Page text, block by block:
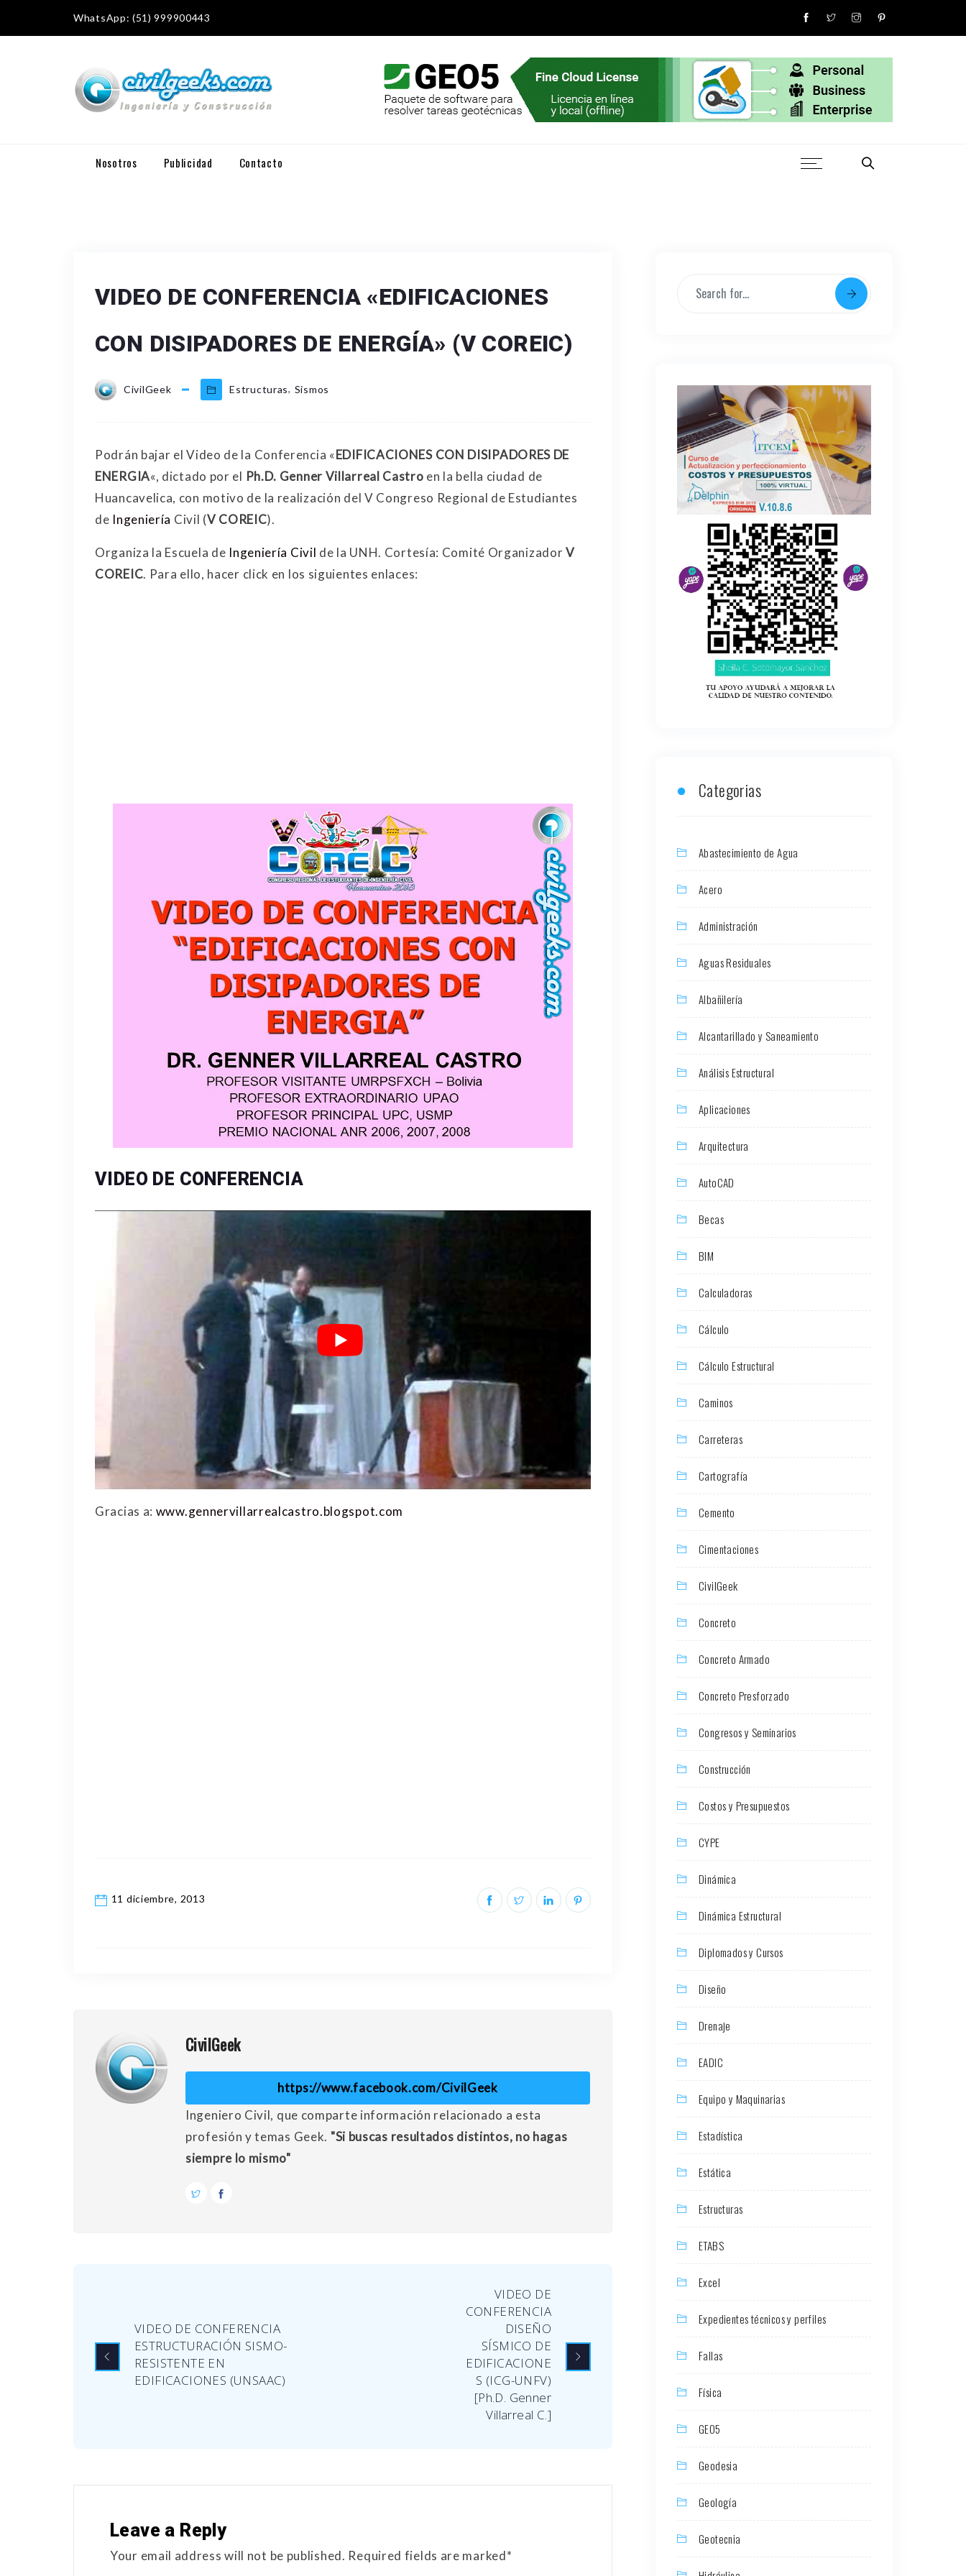
WhatsApp: (51) 999900443
Nosotros Publicidad Contacto
VIDEO DE CONFERENCIA «EDIFICACIONES
CON DISIPADORES DE ENERGÍA» (V COREIC)
CivilGeek Estructuras, Sismos
Podrán bajar el Video de la Conferencia «EDIFICACIONES CON DISIPADORES DE
ENERGIA«, dictado por el Ph.D. Genner Villarreal Castro en la bella ciudad de
Huancavelica, con motivo de la realización del V Congreso Regional de Estudiantes
de Ingeniería Civil (V COREIC).
Organiza la Escuela de Ingeniería Civil de la UNH. Cortesía: Comité OrganizadorV
COREIC. Para ello, hacer click en los siguientes enlaces:
VIDEO DE CONFERENCIA
Gracias a: www.gennervillarrealcastro.blogspot.com
11 diciembre, 2013
CivilGeek
https://www.facebook.com/CivilGeek
Ingeniero Civil, que comparte información relacionado a esta
profesión y temas Geek. "Si buscas resultados distintos, no hagas
siempre lo mismo"
VIDEO DE CONFERENCIA
ESTRUCTURACIÓN SISMO-
RESISTENTE EN
EDIFICACIONES (UNSAAC)
VIDEO DE
CONFERENCIA
DISEÑO
SÍSMICO DE
EDIFICACIONE
S (ICG-UNFV)
[Ph.D. Genner
Villarreal C.]
Leave a Reply
Your email address will not be published. Required fields are marked*
Categorias
Abastecimiento de Agua
Acero
Administración
Aguas Residuales
Albañilería
Alcantarillado y Saneamiento
Análisis Estructural
Aplicaciones
Arquitectura
AutoCAD
Becas
BIM
Calculadoras
Cálculo
Cálculo Estructural
Caminos
Carreteras
Cartografía
Cemento
Cimentaciones
CivilGeek
Concreto
Concreto Armado
Concreto Presforzado
Congresos y Seminarios
Construcción
Costos y Presupuestos
CYPE
Dinámica
Dinámica Estructural
Diplomados y Cursos
Diseño
Drenaje
EADIC
Equipo y Maquinarias
Estadística
Estática
Estructuras
ETABS
Excel
Expedientes técnicos y perfiles
Fallas
Física
GEO5
Geodesia
Geología
Geotecnia